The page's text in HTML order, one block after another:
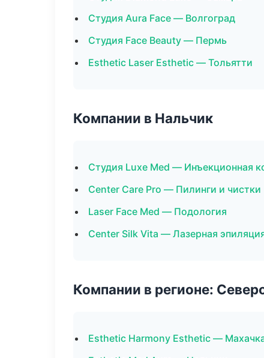
Студия Aura Face — Волгоград
Студия Face Beauty — Пермь
Esthetic Laser Esthetic — Тольятти
Компании в Нальчик
Студия Luxe Med — Инъекционная
Center Care Pro — Пилинги и чистки
Laser Face Med — Подология
Center Silk Vita — Лазерная
Компании в регионе:
Esthetic Harmony Esthetic —